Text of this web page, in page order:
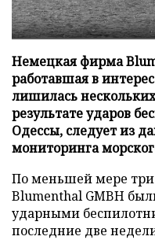
Немецкая фирма
работавшая в
лишилась
результате ударов
Одессы, следует из
мониторинга
По меньшей мере
Blumenthal GMBH
ударными
последние две